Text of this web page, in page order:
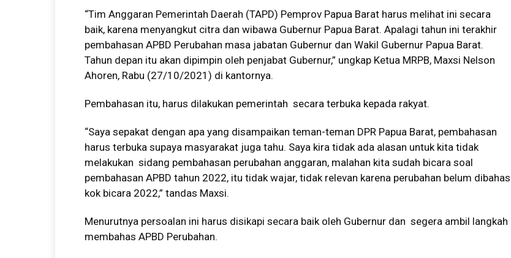
“Tim Anggaran Pemerintah Daerah (TAPD) Pemprov Papua Barat harus melihat ini secara
baik, karena menyangkut citra dan wibawa Gubernur Papua Barat. Apalagi tahun ini terakhir
pembahasan APBD Perubahan masa jabatan Gubernur dan Wakil Gubernur Papua Barat.
Tahun depan itu akan dipimpin oleh penjabat Gubernur,” ungkap Ketua MRPB, Maxsi Nelson
Ahoren, Rabu (27/10/2021) di kantornya.
Pembahasan itu, harus dilakukan pemerintah secara terbuka kepada rakyat.
“Saya sepakat dengan apa yang disampaikan teman-teman DPR Papua Barat, pembahasan
harus terbuka supaya masyarakat juga tahu. Saya kira tidak ada alasan untuk kita tidak
melakukan sidang pembahasan perubahan anggaran, malahan kita sudah bicara soal
pembahasan APBD tahun 2022, itu tidak wajar, tidak relevan karena perubahan belum dibahas
kok bicara 2022,” tandas Maxsi.
Menurutnya persoalan ini harus disikapi secara baik oleh Gubernur dan segera ambil langkah
membahas APBD Perubahan.